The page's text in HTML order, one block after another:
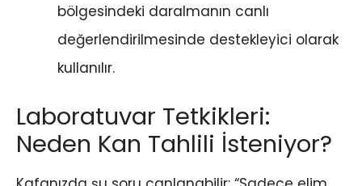
bölgesindeki daralmanın canlı
değerlendirilmesinde destekleyici olarak
kullanılır.
Laboratuvar Tetkikleri:
Neden Kan Tahlili İsteniyor?